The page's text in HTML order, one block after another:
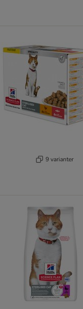
9 varianter